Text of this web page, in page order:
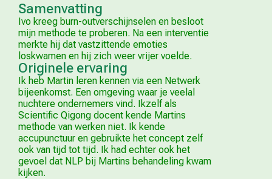
Samenvatting
Ivo kreeg burn-outverschijnselen en besloot
mijn methode te proberen. Na een interventie
merkte hij dat vastzittende emoties
loskwamen en hij zich weer vrijer voelde.
Originele ervaring
Ik heb Martin leren kennen via een Netwerk
bijeenkomst. Een omgeving waar je veelal
nuchtere ondernemers vind. Ikzelf als
Scientific Qigong docent kende Martins
methode van werken niet. Ik kende
accupunctuur en gebruikte het concept zelf
ook van tijd tot tijd. Ik had echter ook het
gevoel dat NLP bij Martins behandeling kwam
kijken.